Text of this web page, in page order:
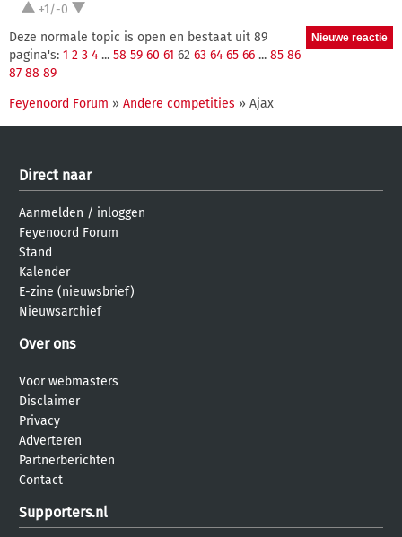
+1/-0
Deze normale topic is open en bestaat uit 89
pagina's: 1 2 3 4 ... 58 59 60 61 62 63 64 65 66 ... 85 86
87 88 89
Feyenoord Forum » Andere competities » Ajax
Direct naar
Aanmelden / inloggen
Feyenoord Forum
Stand
Kalender
E-zine (nieuwsbrief)
Nieuwsarchief
Over ons
Voor webmasters
Disclaimer
Privacy
Adverteren
Partnerberichten
Contact
Supporters.nl